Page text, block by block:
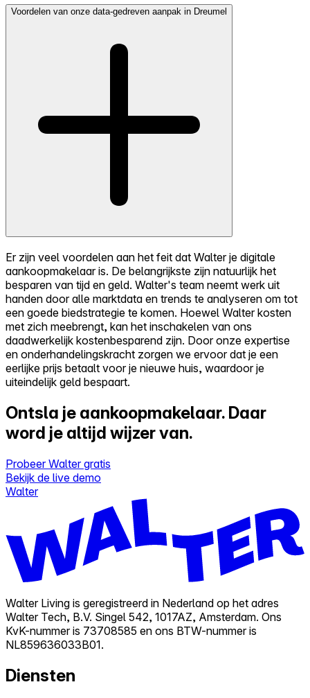
Voordelen van onze data-gedreven aanpak in Dreumel
Er zijn veel voordelen aan het feit dat Walter je digitale
aankoopmakelaar is. De belangrijkste zijn natuurlijk het
besparen van tijd en geld. Walter's team neemt werk uit
handen door alle marktdata en trends te analyseren om tot
een goede biedstrategie te komen. Hoewel Walter kosten
met zich meebrengt, kan het inschakelen van ons
daadwerkelijk kostenbesparend zijn. Door onze expertise
en onderhandelingskracht zorgen we ervoor dat je een
eerlijke prijs betaalt voor je nieuwe huis, waardoor je
uiteindelijk geld bespaart.
Ontsla je aankoopmakelaar. Daar
word je altijd wijzer van.
Probeer Walter gratis
Bekijk de live demo
Walter
Walter Living is geregistreerd in Nederland op het adres
Walter Tech, B.V. Singel 542, 1017AZ, Amsterdam. Ons
KvK-nummer is 73708585 en ons BTW-nummer is
NL859636033B01.
Diensten